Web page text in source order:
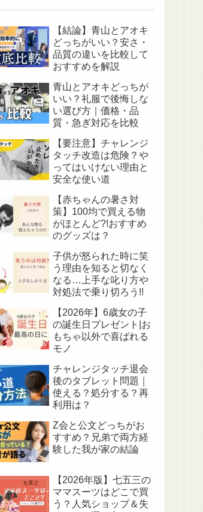
【結論】青山とアオキ
どっちがいい？安さ・
品質の違いを比較して
おすすめを解説
青山とアオキどっちが
いい？礼服で後悔しな
い選び方｜価格・品
質・急ぎ対応を比較
【要注意】チャレンジ
タッチ改造は危険？や
ってはいけない理由と
安全な使い道
【赤ちゃんの暑さ対
策】100均で買える物
がほとんど?!おすすめ
のグッズは？
子供が怒られた時に笑
う理由を知ると切なく
なる…上手な叱り方や
対処法で乗り切ろう!!
【2026年】6歳女の子
の誕生日プレゼント|お
もちゃ以外で喜ばれる
モノ
チャレンジタッチ退会
後のタブレット問題｜
使える？処分する？再
利用は？
Z会と公文どっちがお
すすめ？兄弟で両方経
験した我が家の結論
【2026年版】七五三の
ママスーツはどこで買
う？人気ショップ＆失